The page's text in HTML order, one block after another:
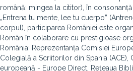
română: mingea la cititor), în
„Entrena tu mente, lee tu cuerpo”
corpul), participarea României este
Român în colaborare cu prestigioase
România: Reprezentanța Comisiei
Colegială a Scriitorilor din Spania
europeană - Europe Direct, Rețeaua